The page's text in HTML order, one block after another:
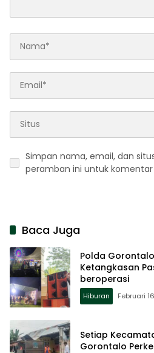
Simpan nama, email, dan
peramban ini untuk
Baca Juga
Polda
Ketangkasan
beroperasi
Hiburan Februari
Setiap
Gorontalo